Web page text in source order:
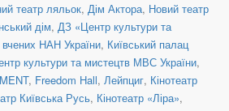
театр ляльок, Дім Актора, Новий театр
дім, ДЗ «Центр культури та
НАН України, Київський палац
культури та мистецтв МВС України,
, Freedom Hall, Лейпциг, Кінотеатр
Київська Русь, Кінотеатр «Ліра»,